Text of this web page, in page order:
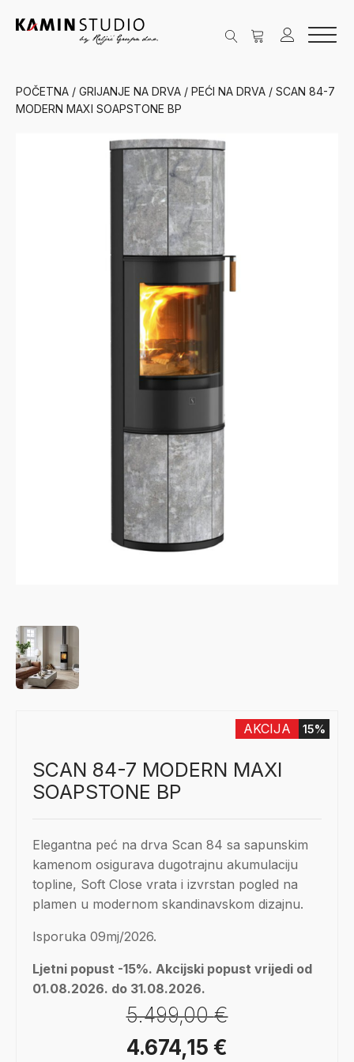
POČETNA / GRIJANJE NA DRVA / PEĆI NA DRVA / SCAN 84-7
MODERN MAXI SOAPSTONE BP
SCAN 84-7 MODERN MAXI
SOAPSTONE BP
AKCIJA 15%
Elegantna peć na drva Scan 84 sa sapunskim
kamenom osigurava dugotrajnu akumulaciju
topline, Soft Close vrata i izvrstan pogled na
plamen u modernom skandinavskom dizajnu.
Isporuka 09mj/2026.
Ljetni popust -15%. Akcijski popust vrijedi od
01.08.2026. do 31.08.2026.
5.499,00€
Izvorna
4.674,15 €